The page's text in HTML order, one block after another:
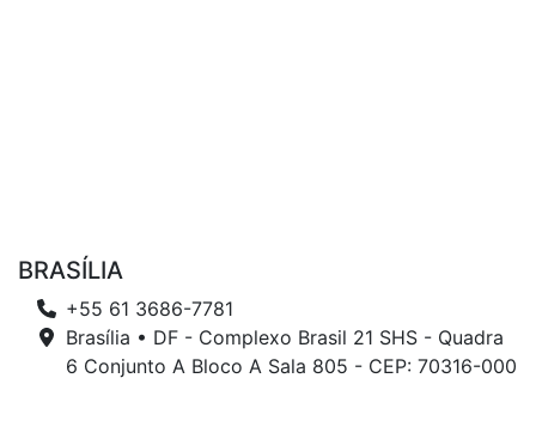
BRASÍLIA
+55 61 3686-7781
Brasília • DF - Complexo Brasil 21 SHS - Quadra
6 Conjunto A Bloco A Sala 805 - CEP: 70316-000